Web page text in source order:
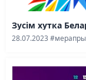
Зусім хутка
28.07.2023